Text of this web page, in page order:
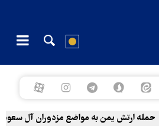
حمله ارتش یمن به مواضع مزدوران آل سعود